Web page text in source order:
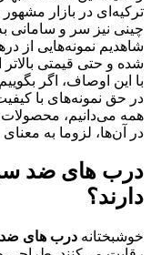
ترکیه‌ای در بازار
چینی نیز سر و سامانی
شاهدیم نمونه‌هایی از
شده و حتی قیمتی بالاتر
با این اوصاف، اگر
در حق نمونه‌های با
همه می‌دانیم، محصولات
در آن‌ها، لزوما به
درب های ضد
دارند؟
خوشبختانه درب ‌های ضد